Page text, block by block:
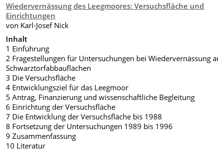
Wiedervernässung des Leegmoores: Versuchsfläche und
Einrichtungen
von Karl-Josef Nick
Inhalt
1 Einführung
2 Fragestellungen für Untersuchungen bei Wiedervernässung
Schwarztorfabbauflächen
3 Die Versuchsfläche
4 Entwicklungsziel für das Leegmoor
5 Antrag, Finanzierung und wissenschaftliche Begleitung
6 Einrichtung der Versuchsfläche
7 Die Entwicklung der Versuchsfläche bis 1988
8 Fortsetzung der Untersuchungen 1989 bis 1996
9 Zusammenfassung
10 Literatur